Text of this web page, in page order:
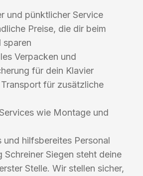
und pünktlicher Service
Preise, die dir beim
sparen
Verpacken und
für dein Klavier
für zusätzliche
wie Montage und
und hilfsbereites Personal
Schreiner Siegen steht deine
Stelle. Wir stellen sicher,